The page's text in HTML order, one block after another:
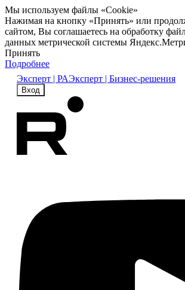
Мы используем файлы «Cookie»
Нажимая на кнопку «Принять» или
сайтом, Вы соглашаетесь на обработку
данных метрической системы
Принять
Подробнее
Эксперт | РАЭксперт | Бизнес-решения
Вход